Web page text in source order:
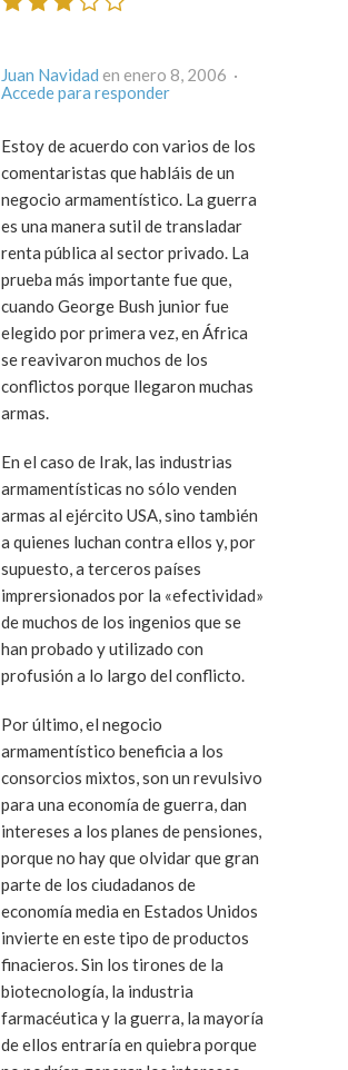
Juan Navidad
en enero 8, 2006 ·
Accede para responder
Estoy de acuerdo con varios de los
comentaristas que habláis de un
negocio armamentístico. La guerra
es una manera sutil de transladar
renta pública al sector privado. La
prueba más importante fue que,
cuando George Bush junior fue
elegido por primera vez, en África
se reavivaron muchos de los
conflictos porque llegaron muchas
armas.
En el caso de Irak, las industrias
armamentísticas no sólo venden
armas al ejército USA, sino también
a quienes luchan contra ellos y, por
supuesto, a terceros países
imprersionados por la «efectividad»
de muchos de los ingenios que se
han probado y utilizado con
profusión a lo largo del conflicto.
Por último, el negocio
armamentístico beneficia a los
consorcios mixtos, son un revulsivo
para una economía de guerra, dan
intereses a los planes de pensiones,
porque no hay que olvidar que gran
parte de los ciudadanos de
economía media en Estados Unidos
invierte en este tipo de productos
finacieros. Sin los tirones de la
biotecnología, la industria
farmacéutica y la guerra, la mayoría
de ellos entraría en quiebra porque